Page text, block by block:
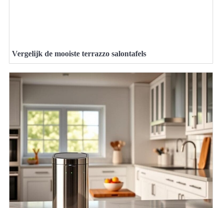
Vergelijk de mooiste terrazzo salontafels